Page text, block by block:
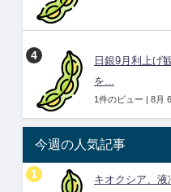
日銀9月利上げ
を...
1件のビュー | 8月
今週の人気記事
キオクシア、